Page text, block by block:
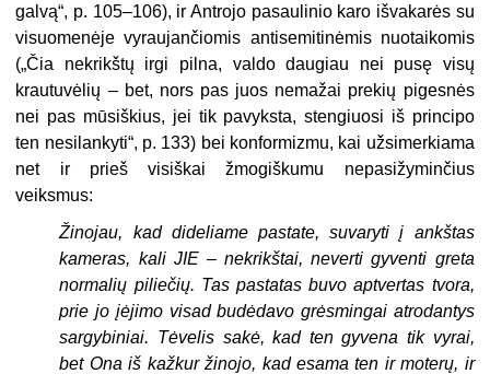
galvą“, p. 105–106), ir Antrojo pasaulinio karo išvakarės su
visuomenėje vyraujančiomis antisemitinėmis nuotaikomis
(„Čia nekrikštų irgi pilna, valdo daugiau nei pusę visų
krautuvėlių – bet, nors pas juos nemažai prekių pigesnės
nei pas mūsiškius, jei tik pavyksta, stengiuosi iš principo
ten nesilankyti“, p. 133) bei konformizmu, kai užsimerkiama
net ir prieš visiškai žmogiškumu nepasižyminčius
veiksmus:
Žinojau, kad dideliame pastate, suvaryti į ankštas
kameras, kali JIE – nekrikštai, neverti gyventi greta
normalių piliečių. Tas pastatas buvo aptvertas tvora,
prie jo įėjimo visad budėdavo grėsmingai atrodantys
sargybiniai. Tėvelis sakė, kad ten gyvena tik vyrai,
bet Ona iš kažkur žinojo, kad esama ten ir moterų, ir